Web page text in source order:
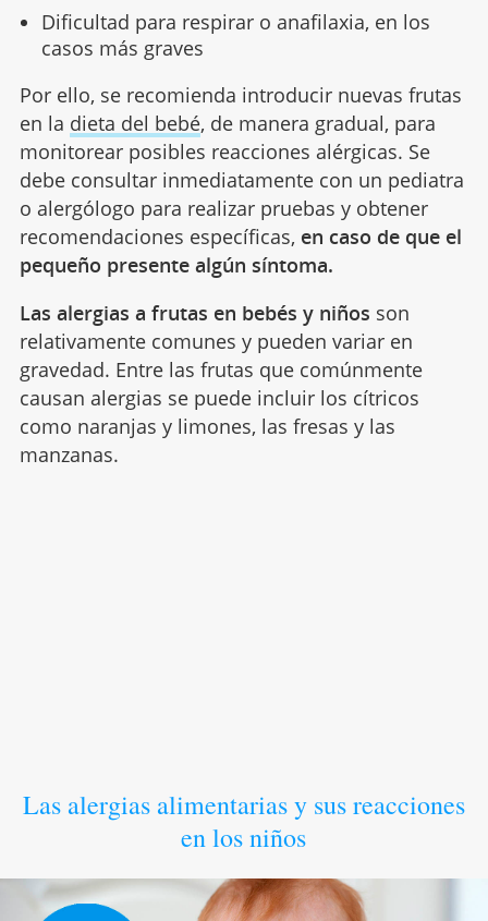
Dificultad para respirar o anafilaxia, en los
casos más graves
Por ello, se recomienda introducir nuevas frutas
en la dieta del bebé, de manera gradual, para
monitorear posibles reacciones alérgicas. Se
debe consultar inmediatamente con un pediatra
o alergólogo para realizar pruebas y obtener
recomendaciones específicas, en caso de que el
pequeño presente algún síntoma.
Las alergias a frutas en bebés y niños son
relativamente comunes y pueden variar en
gravedad. Entre las frutas que comúnmente
causan alergias se puede incluir los cítricos
como naranjas y limones, las fresas y las
manzanas.
Las alergias alimentarias y sus reacciones
en los niños